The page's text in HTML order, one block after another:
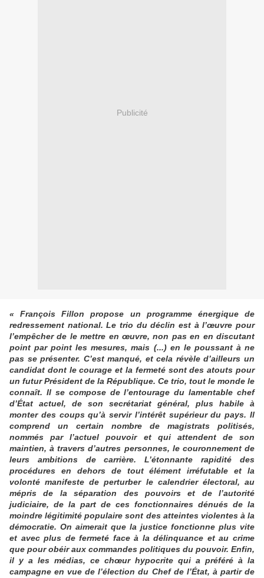
Publicité
« François Fillon propose un programme énergique de
redressement national. Le trio du déclin est à l’œuvre pour
l’empêcher de le mettre en œuvre, non pas en en discutant
point par point les mesures, mais (...) en le poussant à ne
pas se présenter. C’est manqué, et cela révèle d’ailleurs un
candidat dont le courage et la fermeté sont des atouts pour
un futur Président de la République. Ce trio, tout le monde le
connaît. Il se compose de l’entourage du lamentable chef
d’État actuel, de son secrétariat général, plus habile à
monter des coups qu’à servir l’intérêt supérieur du pays. Il
comprend un certain nombre de magistrats politisés,
nommés par l’actuel pouvoir et qui attendent de son
maintien, à travers d’autres personnes, le couronnement de
leurs ambitions de carrière. L’étonnante rapidité des
procédures en dehors de tout élément irréfutable et la
volonté manifeste de perturber le calendrier électoral, au
mépris de la séparation des pouvoirs et de l’autorité
judiciaire, de la part de ces fonctionnaires dénués de la
moindre légitimité populaire sont des atteintes violentes à la
démocratie. On aimerait que la justice fonctionne plus vite
et avec plus de fermeté face à la délinquance et au crime
que pour obéir aux commandes politiques du pouvoir. Enfin,
il y a les médias, ce chœur hypocrite qui a préféré à la
campagne en vue de l’élection du Chef de l’État, à partir de